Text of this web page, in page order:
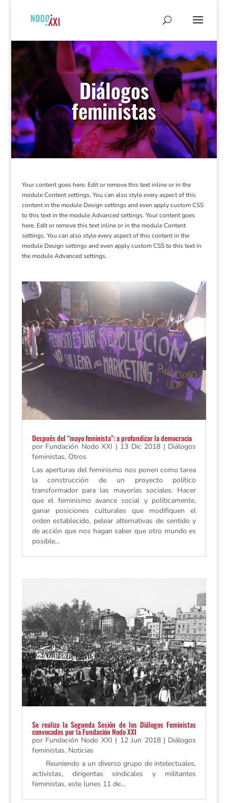
Diálogos
feministas
Your content goes here. Edit or remove this text inline or in the
module Content settings. You can also style every aspect of this
content in the module Design settings and even apply custom CSS
to this text in the module Advanced settings. Your content goes
here. Edit or remove this text inline or in the module Content
settings. You can also style every aspect of this content in the
module Design settings and even apply custom CSS to this text in
the module Advanced settings.
Después del “mayo feminista”: a profundizar la democracia
por Fundación Nodo XXI | 13 Dic 2018 | Diálogos
feministas, Otros
Las aperturas del feminismo nos ponen como tarea
la construcción de un proyecto político
transformador para las mayorías sociales. Hacer
que el feminismo avance social y políticamente,
ganar posiciones culturales que modifiquen el
orden establecido, pelear alternativas de sentido y
de acción que nos hagan saber que otro mundo es
posible…
Se realiza la Segunda Sesión de los Diálogos Feministas
convocados por la Fundación Nodo XXI
por Fundación Nodo XXI | 12 Jun 2018| Diálogos
feministas, Noticias
Reuniendo a un diverso grupo de intelectuales,
activistas, dirigentas sindicales y militantes
feministas, este lunes 11 de...